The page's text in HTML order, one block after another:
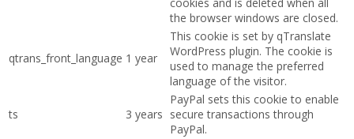
the browser windows are closed.
qtrans_front_language 1 year
This cookie is set by qTranslate
WordPress plugin. The cookie is
used to manage the preferred
language of the visitor.
ts 3 years
PayPal sets this cookie to enable
secure transactions through
PayPal.